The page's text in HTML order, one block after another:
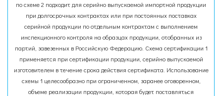
по схеме 2 подходит для серийно выпускаемой импортной продукции
при долгосрочных контрактах или при постоянных поставках
серийной продукции по отдельным контрактам с выполнением
инспекционного контроля на образцах продукции, отобранных из
партий, завезенных в Российскую Федерацию. Схема сертификации 1
применяется при сертификации продукции, серийно выпускаемой
изготовителем в течение срока действия сертификата. Использование
схемы 1 целесообразно при ограниченном, заранее оговоренном,
объеме реализации продукции, которая будет поставляться